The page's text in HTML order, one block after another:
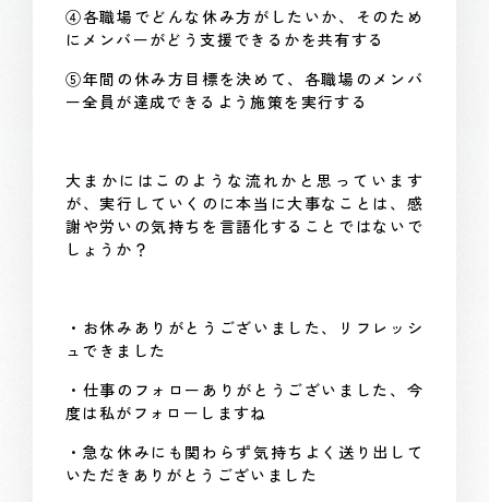
④各職場でどんな休み方がしたいか、そのため
にメンバーがどう支援できるかを共有する
⑤年間の休み方目標を決めて、各職場のメンバ
ー全員が達成できるよう施策を実行する
大まかにはこのような流れかと思っています
が、実行していくのに本当に大事なことは、感
謝や労いの気持ちを言語化することではないで
しょうか？
・お休みありがとうございました、リフレッシ
ュできました
・仕事のフォローありがとうございました、今
度は私がフォローしますね
・急な休みにも関わらず気持ちよく送り出して
いただきありがとうございました